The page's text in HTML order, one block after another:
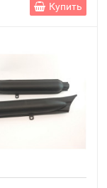
Купить